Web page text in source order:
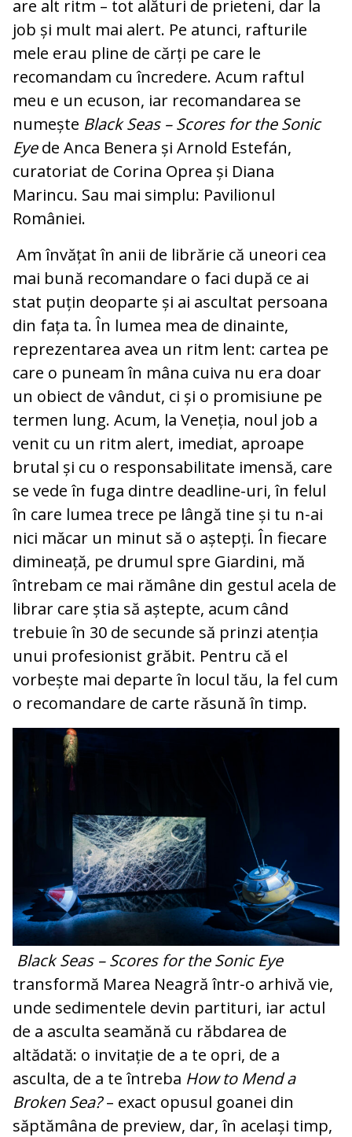
are alt ritm – tot alături de prieteni, dar la
job și mult mai alert. Pe atunci, rafturile
mele erau pline de cărți pe care le
recomandam cu încredere. Acum raftul
meu e un ecuson, iar recomandarea se
numește Black Seas – Scores for the Sonic
Eyede Anca Benera și Arnold Estefán,
curatoriat de Corina Oprea și Diana
Marincu. Sau mai simplu: Pavilionul
României.
Am învățat în anii de librărie că uneori cea
mai bună recomandare o faci după ce ai
stat puțin deoparte și ai ascultat persoana
din fața ta. În lumea mea de dinainte,
reprezentarea avea un ritm lent: cartea pe
care o puneam în mâna cuiva nu era doar
un obiect de vândut, ci și o promisiune pe
termen lung. Acum, la Veneția, noul job a
venit cu un ritm alert, imediat, aproape
brutal și cu o responsabilitate imensă, care
se vede în fuga dintre deadline-uri, în felul
în care lumea trece pe lângă tine și tu n‑ai
nici măcar un minut să o aștepți. În fiecare
dimineață, pe drumul spre Giardini, mă
întrebam ce mai rămâne din gestul acela de
librar care știa să aștepte, acum când
trebuie în 30 de secunde să prinzi atenția
unui profesionist grăbit. Pentru că el
vorbește mai departe în locul tău, la fel cum
o recomandare de carte răsună în timp.
Black Seas – Scores for the Sonic Eye
transformă Marea Neagră într‑o arhivă vie,
unde sedimentele devin partituri, iar actul
de a asculta seamănă cu răbdarea de
altădată: o invitație de a te opri, de a
asculta, de a te întreba How to Mend a
Broken Sea?– exact opusul goanei din
săptămâna de preview, dar, în același timp,